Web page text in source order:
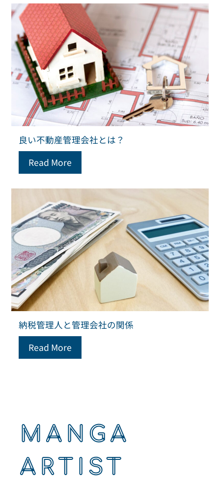
良い不動産管理会社とは？
Read More
納税管理人と管理会社の関係
Read More
MANGA
ARTIST